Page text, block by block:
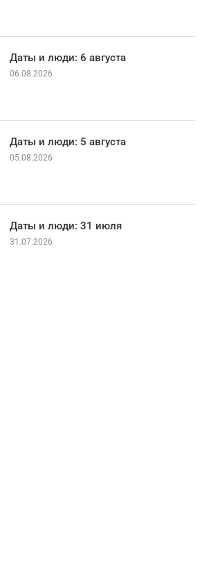
Даты и люди: 6 августа
06.08.2026
Даты и люди: 5 августа
05.08.2026
Даты и люди: 31 июля
31.07.2026